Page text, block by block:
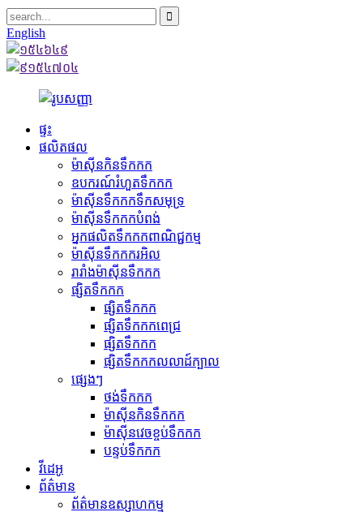
English
ផ្ទះ
ផលិតផល
ម៉ាស៊ីនកិនទឹកកក
ឧបករណ៍រំហួតទឹកកក
ម៉ាស៊ីនទឹកកកទឹកសមុទ្រ
ម៉ាស៊ីនទឹកកកបំពង់
អ្នកផលិតទឹកកកពាណិជ្ជកម្ម
ម៉ាស៊ីនទឹកកករអិល
រារាំងម៉ាស៊ីនទឹកកក
ផ្សិតទឹកកក
ផ្សិតទឹកកក
ផ្សិតទឹកកកពេជ្រ
ផ្សិតទឹកកក
ផ្សិតទឹកកកលលាដ៍ក្បាល
ផ្សេងៗ
ថង់ទឹកកក
ម៉ាស៊ីនកិនទឹកកក
ម៉ាស៊ីនវេចខ្ចប់ទឹកកក
បន្ទប់ទឹកកក
វីដេអូ
ព័ត៌មាន
ព័ត៌មានឧស្សាហកម្ម